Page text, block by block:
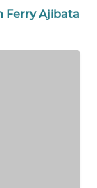
Ferry Ajibata